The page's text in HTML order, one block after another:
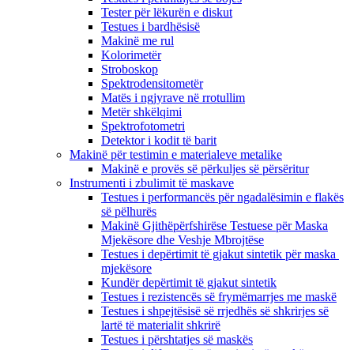
Tester për lëkurën e diskut
Testues i bardhësisë
Makinë me rul
Kolorimetër
Stroboskop
Spektrodensitometër
Matës i ngjyrave në rrotullim
Metër shkëlqimi
Spektrofotometri
Detektor i kodit të barit
Makinë për testimin e materialeve metalike
Makinë e provës së përkuljes së përsëritur
Instrumenti i zbulimit të maskave
Testues i performancës për ngadalësimin e flakës
së pëlhurës
Makinë Gjithëpërfshirëse Testuese për Maska
Mjekësore dhe Veshje Mbrojtëse
Testues i depërtimit të gjakut sintetik për maska ​​
mjekësore
Kundër depërtimit të gjakut sintetik
Testues i rezistencës së frymëmarrjes me maskë
Testues i shpejtësisë së rrjedhës së shkrirjes së
lartë të materialit shkrirë
Testues i përshtatjes së maskës